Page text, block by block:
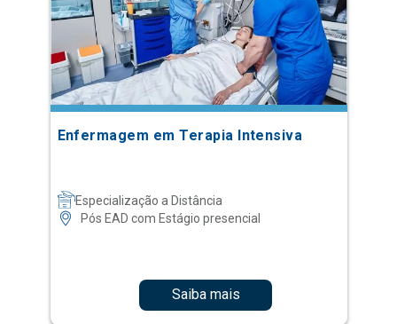
Enfermagem em Terapia Intensiva
Especialização a Distância
Pós EAD com Estágio presencial
Saiba mais